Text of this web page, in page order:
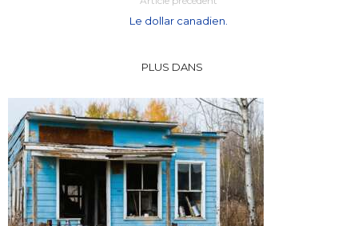
Le dollar canadien.
PLUS DANS